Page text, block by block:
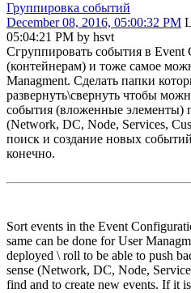
Группировка событий
December 08, 2016, 05:00:32 PM
05:04:21 PM by hsvt
Сгруппировать события в
(контейнерам) и тоже самое
Managment. Сделать папки
развернуть\свернуть чтобы
события (вложенные элементы)
(Network, DC, Node, Services,
поиск и создание новых
конечно.
Sort events in the Event
same can be done for User
deployed \ roll to be able to push
sense (Network, DC, Node,
find and to create new events. If it